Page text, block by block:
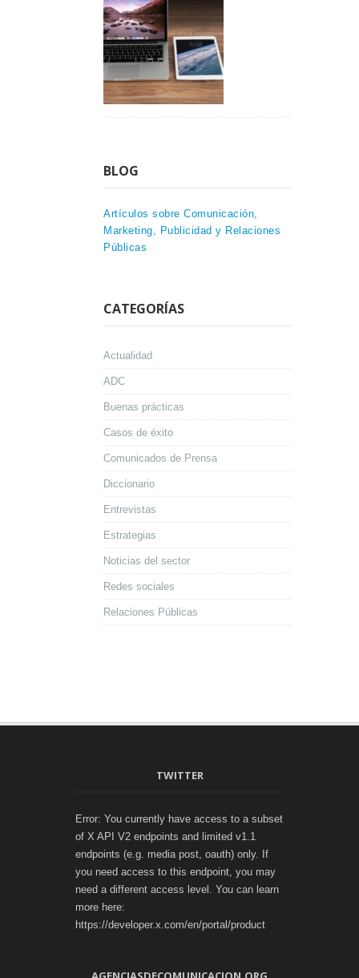
BLOG
Artículos sobre Comunicación,
Marketing, Publicidad y Relaciones
Públicas
CATEGORÍAS
Actualidad
ADC
Buenas prácticas
Casos de éxito
Comunicados de Prensa
Diccionario
Entrevistas
Estrategias
Noticias del sector
Redes sociales
Relaciones Públicas
TWITTER
Error: You currently have access to a subset
of X API V2 endpoints and limited v1.1
endpoints (e.g. media post, oauth) only. If
you need access to this endpoint, you may
need a different access level. You can learn
more here:
https://developer.x.com/en/portal/product